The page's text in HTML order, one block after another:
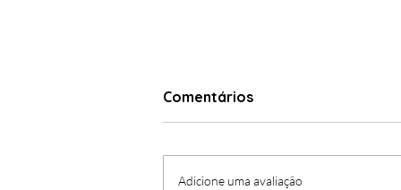
Comentários
Adicione uma avaliação